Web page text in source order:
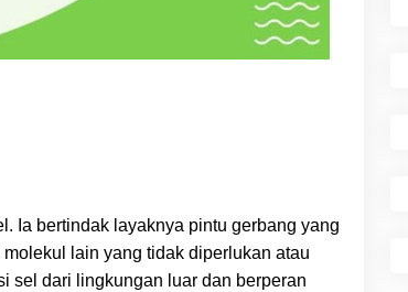
Ia bertindak layaknya pintu gerbang yang
lain yang tidak diperlukan atau
sel dari lingkungan luar dan berperan